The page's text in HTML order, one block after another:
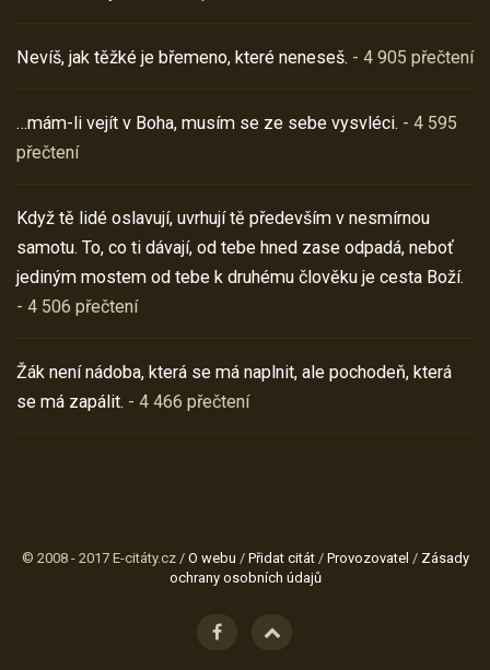
Nevíš, jak těžké je břemeno, které neneseš. - 4 905 přečtení
…mám-li vejít v Boha, musím se ze sebe vysvléci. - 4 595
přečtení
Když tě lidé oslavují, uvrhují tě především v nesmírnou
samotu. To, co ti dávají, od tebe hned zase odpadá, neboť
jediným mostem od tebe k druhému člověku je cesta Boží.
- 4 506 přečtení
Žák není nádoba, která se má naplnit, ale pochodeň, která
se má zapálit. - 4 466 přečtení
© 2008 - 2017 E-citáty.cz / O webu / Přidat citát/ Provozovatel / Zásady
ochrany osobních údajů